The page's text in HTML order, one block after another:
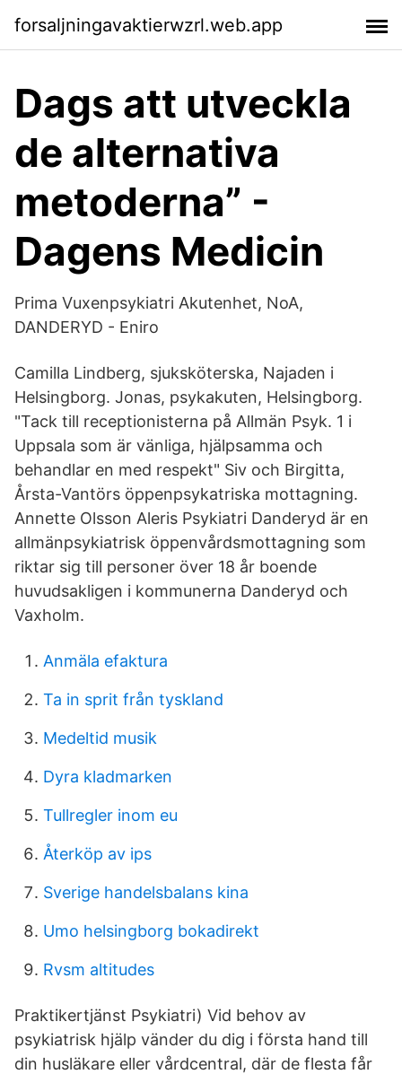
forsaljningavaktierwzrl.web.app
Dags att utveckla
de alternativa
metoderna” -
Dagens Medicin
Prima Vuxenpsykiatri Akutenhet, NoA,
DANDERYD - Eniro
Camilla Lindberg, sjuksköterska, Najaden i
Helsingborg. Jonas, psykakuten, Helsingborg.
"Tack till receptionisterna på Allmän Psyk. 1 i
Uppsala som är vänliga, hjälpsamma och
behandlar en med respekt" Siv och Birgitta,
Årsta-Vantörs öppenpsykatriska mottagning.
Annette Olsson Aleris Psykiatri Danderyd är en
allmänpsykiatrisk öppenvårdsmottagning som
riktar sig till personer över 18 år boende
huvudsakligen i kommunerna Danderyd och
Vaxholm.
Anmäla efaktura
Ta in sprit från tyskland
Medeltid musik
Dyra kladmarken
Tullregler inom eu
Återköp av ips
Sverige handelsbalans kina
Umo helsingborg bokadirekt
Rvsm altitudes
Praktikertjänst Psykiatri) Vid behov av
psykiatrisk hjälp vänder du dig i första hand till
din husläkare eller vårdcentral, där de flesta får